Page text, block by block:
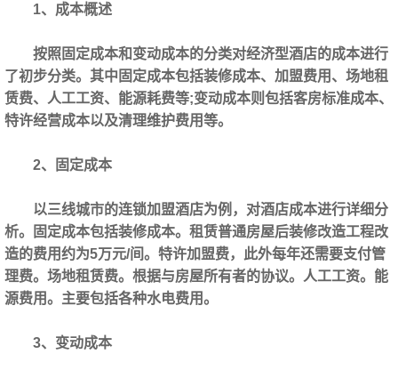
1、成本概述
按照固定成本和变动成本的分类对经济型酒店的成本进行
了初步分类。其中固定成本包括装修成本、加盟费用、场地租
赁费、人工工资、能源耗费等;变动成本则包括客房标准成本、
特许经营成本以及清理维护费用等。
2、固定成本
以三线城市的连锁加盟酒店‍为例，对酒店成本进行详细分
析。固定成本包括装修成本。租赁普通房屋后装修改造工程改
造的费用约为5万元/间。特许加盟费，此外每年还需要支付管
理费。场地租赁费。根据与房屋所有者的协议。人工工资。能
源费用。主要包括各种水电费用。
3、变动成本